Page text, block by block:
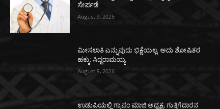
ಸೇರ್ಪಡೆ
August 9, 2026
ಮೀಸಲಾತಿ ಎನ್ನುವುದು ಭಿಕ್ಷೆಯಲ್ಲ, ಅದು ಶೋಷಿತರ
ಹಕ್ಕು: ಸಿದ್ದರಾಮಯ್ಯ
August 8, 2026
ಉಡುಪಿಯಲ್ಲಿ ಗ್ರಾಪಂ ಮಾಜಿ ಅಧ್ಯಕ್ಷ, ಗುತ್ತಿಗೆದಾರನ